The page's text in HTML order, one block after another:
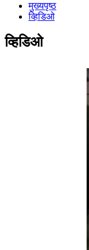
मुख्यपृष्ठ
व्हिडिओ
व्हिडिओ